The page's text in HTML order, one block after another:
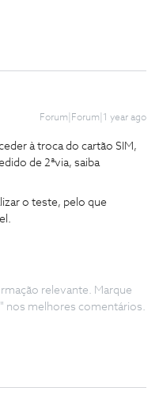
Forum|Forum|1 year ago
à troca do cartão SIM,
de 2ªvia, saiba
o teste, pelo que
relevante. Marque
nos melhores comentários.